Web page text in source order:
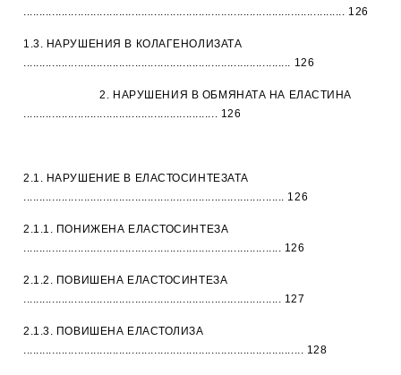
..................................................................................................... 126
1.3. НАРУШЕНИЯ В КОЛАГЕНОЛИЗАТА
.................................................................................... 126
2. НАРУШЕНИЯ В ОБМЯНАТА НА ЕЛАСТИНА
............................................................. 126
2.1. НАРУШЕНИЕ В ЕЛАСТОСИНТЕЗАТА
.................................................................................. 126
2.1.1. ПОНИЖЕНА ЕЛАСТОСИНТЕЗА
................................................................................. 126
2.1.2. ПОВИШЕНА ЕЛАСТОСИНТЕЗА
................................................................................. 127
2.1.3. ПОВИШЕНА ЕЛАСТОЛИЗА
........................................................................................ 128